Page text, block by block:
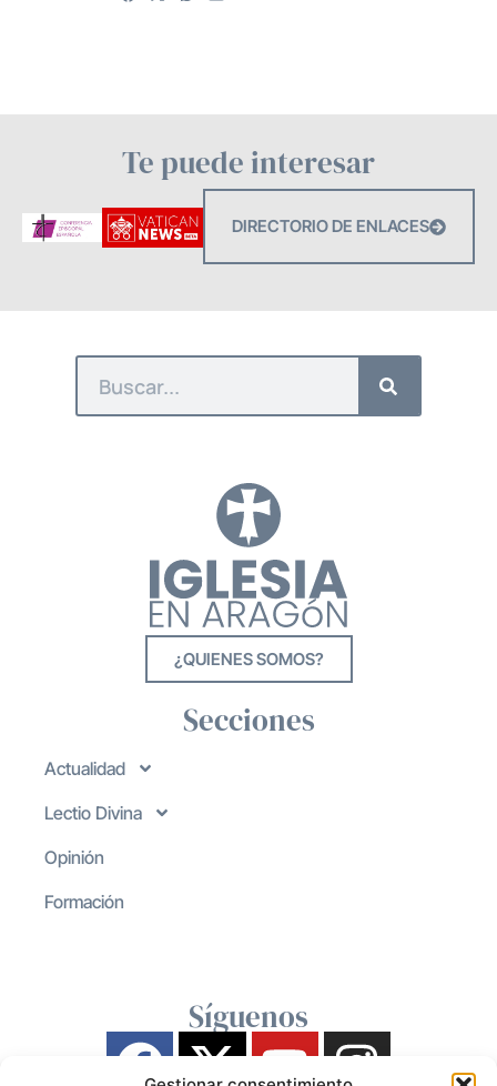
Te puede interesar
DIRECTORIO DE ENLACES
¿QUIENES SOMOS?
Secciones
Actualidad
Lectio Divina
Opinión
Formación
Síguenos